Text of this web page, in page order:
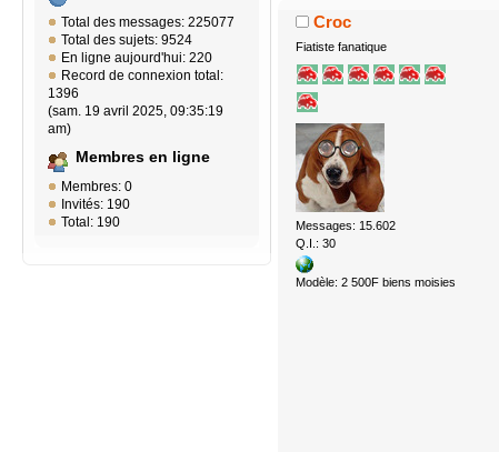
Total des messages: 225077
Total des sujets: 9524
En ligne aujourd'hui: 220
Record de connexion total:
1396
(sam. 19 avril 2025, 09:35:19
am)
Membres en ligne
Membres: 0
Invités: 190
Total: 190
Croc
Fiatiste fanatique
Messages: 15.602
Q.I.: 30
Modèle: 2 500F biens moisies